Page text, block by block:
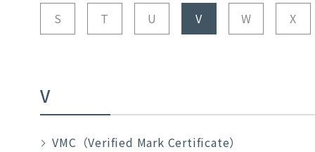
S T U V W X
V
VMC（Verified Mark Certificate）